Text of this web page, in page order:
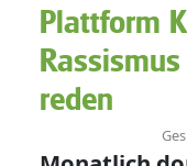
Plattform
reden